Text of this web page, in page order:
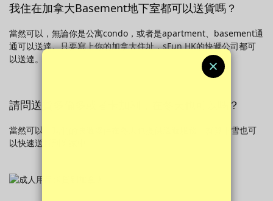
我住在加拿大Basement地下室都可以送貨嗎？
當然可以，無論你是公寓condo，或者是apartment、basement通
通可以送達。只要寫上你的加拿大住址，sFun HK的快遞公司都可
以送達。
請問送貨多倫多或者卡加利，在冬天也可以嗎？
當然可以，我們的快遞夥伴在冬天也提供送遞服務。就算下雪也可
以快速送貨到你家中。